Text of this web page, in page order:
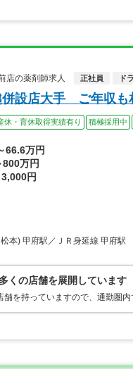
店の薬剤師求人
正社員 ド
併設店大手 ご年収も
休・育休取得実績有り 積極採用中
66.6万円
800万円
円
本) 甲府駅／ＪＲ身延線 甲府駅
くの店舗を展開しています
舗を持っていますので、通勤圏